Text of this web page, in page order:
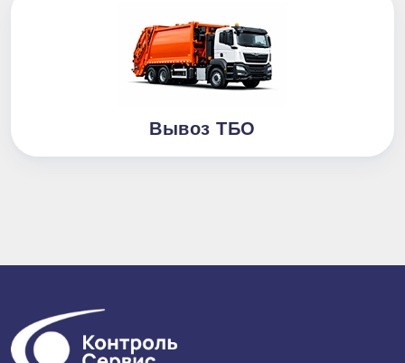
Вывоз ТБО